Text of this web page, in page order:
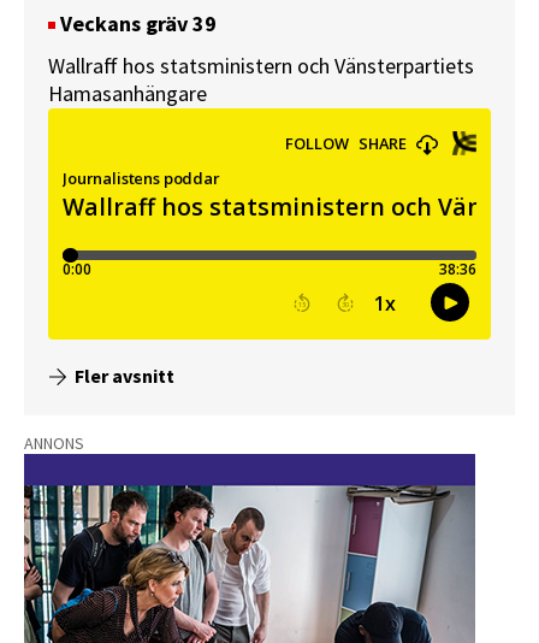
Veckans gräv 39
Wallraff hos statsministern och Vänsterpartiets
Hamasanhängare
Fler avsnitt
ANNONS